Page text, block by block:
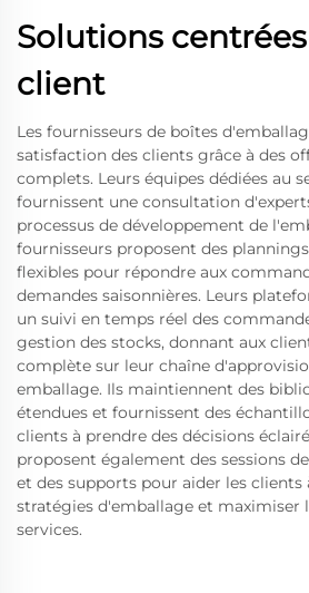
Solutions
client
Les fournisseurs de boîtes
satisfaction des clients grâce à des
complets. Leurs équipes dédiées au
fournissent une consultation
processus de développement de
fournisseurs proposent des
flexibles pour répondre aux
demandes saisonnières. Leurs
un suivi en temps réel des
gestion des stocks, donnant aux
complète sur leur chaîne
emballage. Ils maintiennent des
étendues et fournissent des
clients à prendre des décisions
proposent également des sessions
et des supports pour aider les
stratégies d'emballage et maximiser
services.